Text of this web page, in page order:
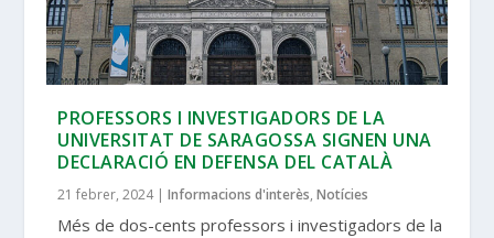
PROFESSORS I INVESTIGADORS DE LA
UNIVERSITAT DE SARAGOSSA SIGNEN UNA
DECLARACIÓ EN DEFENSA DEL CATALÀ
21 febrer, 2024|Informacions d'interès,Notícies
Més de dos-cents professors i investigadors de la